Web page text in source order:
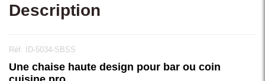
Description
Réf. ID-5034-SBSS
Une chaise haute design pour bar ou coin